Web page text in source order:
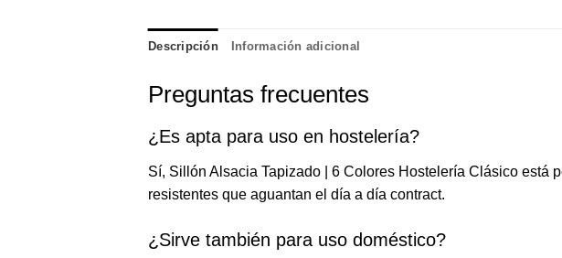
Descripción Información adicional
Preguntas frecuentes
¿Es apta para uso en hostelería?
Sí, Sillón Alsacia Tapizado | 6 Colores Hostelería Clásico está
resistentes que aguantan el día a día contract.
¿Sirve también para uso doméstico?